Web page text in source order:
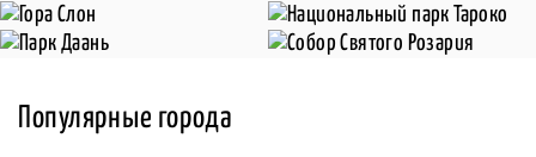
Популярные города